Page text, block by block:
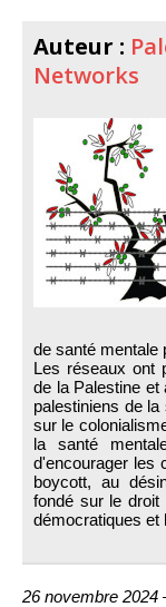
Auteur :
Networks
de santé mentale
Les réseaux ont
de la Palestine et
palestiniens de
sur le
la santé
d'encourager les
boycott, au
fondé sur le droit
démocratiques et
26 novembre 2024